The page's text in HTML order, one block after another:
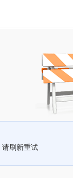
请刷新重试